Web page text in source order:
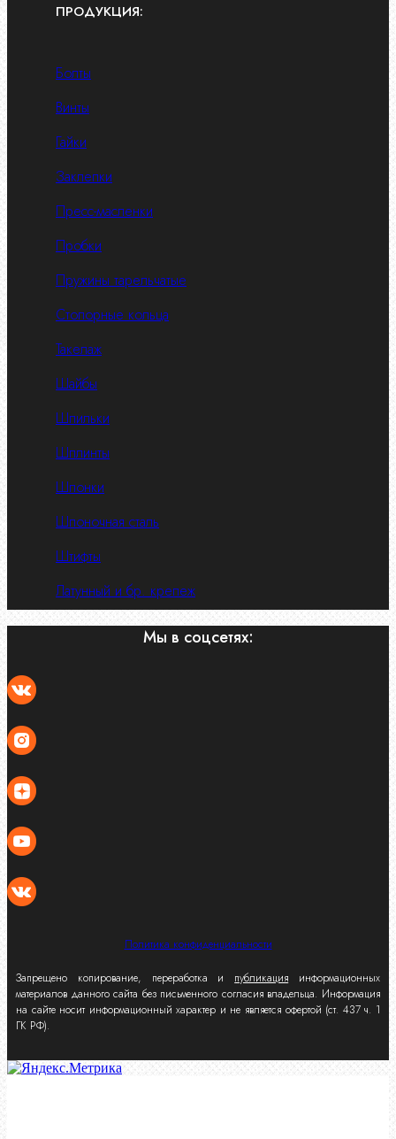
ПРОДУКЦИЯ:
Болты
Винты
Гайки
Заклепки
Пресс-масленки
Пробки
Пружины тарельчатые
Стопорные кольца
Такелаж
Шайбы
Шпильки
Шплинты
Шпонки
Шпоночная сталь
Штифты
Латунный и бр. крепеж
Мы в соцсетях:
Политика конфиденциальности
Запрещено копирование, переработка и публикация информационных
материалов данного сайта без письменного согласия владельца. Информация
на сайте носит информационный характер и не является офертой (ст. 437 ч. 1
ГК РФ).